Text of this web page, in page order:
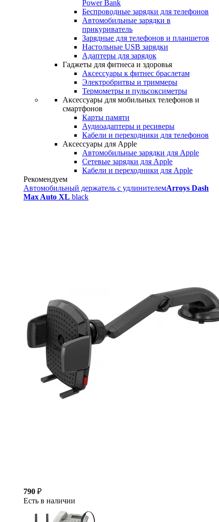
Power Bank
Беспроводные зарядки для телефонов
Автомобильные зарядки в
прикуриватель
Зарядные для телефонов и планшетов
Настольные USB зарядки
Адаптеры для зарядок
Гаджеты для фитнеса и здоровья
Аксессуары к фитнес браслетам
Электробритвы и триммеры
Термометры и пульсоксиметры
Аксессуары для мобильных телефонов и
смартфонов
Карты памяти
Аудиоадаптеры и ресиверы
Кабели и переходники для телефонов
Аксессуары для Apple
Автомобильные зарядки для Apple
Сетевые зарядки для Apple
Кабели и переходники для Apple
Рекомендуем
Автомобильный держатель с удлинителемArroys Dash
Max Auto XL black
790 ₽
Есть в наличии